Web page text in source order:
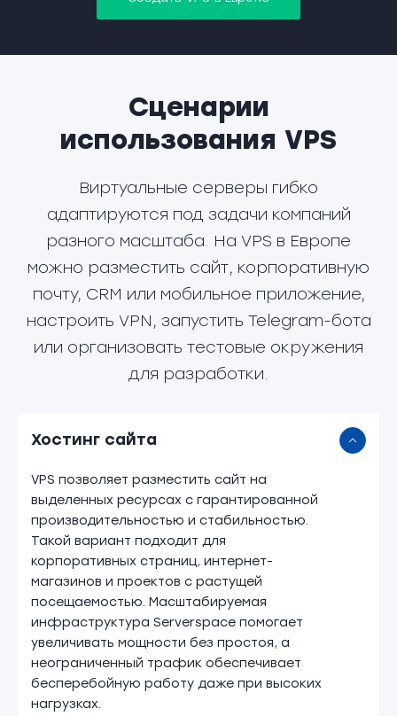
Сценарии
использования VPS
Виртуальные серверы гибко
адаптируются под задачи компаний
разного масштаба. На VPS в Европе
можно разместить сайт, корпоративную
почту, CRM или мобильное приложение,
настроить VPN, запустить Telegram-бота
или организовать тестовые окружения
для разработки.
Хостинг сайта
VPS позволяет разместить сайт на
выделенных ресурсах с гарантированной
производительностью и стабильностью.
Такой вариант подходит для
корпоративных страниц, интернет-
магазинов и проектов с растущей
посещаемостью. Масштабируемая
инфраструктура Serverspace помогает
увеличивать мощности без простоя, а
неограниченный трафик обеспечивает
бесперебойную работу даже при высоких
нагрузках.